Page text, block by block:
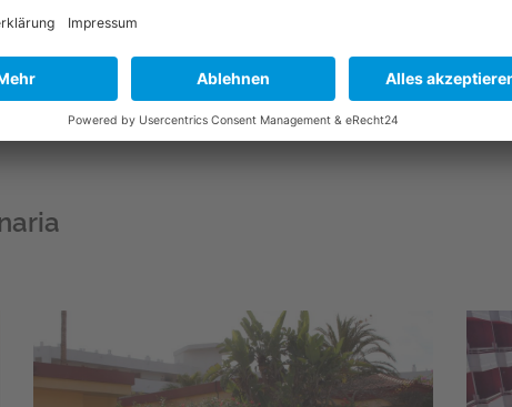
hören...
Buchungsportal Playa del Ingles/Maspalomas (Gran